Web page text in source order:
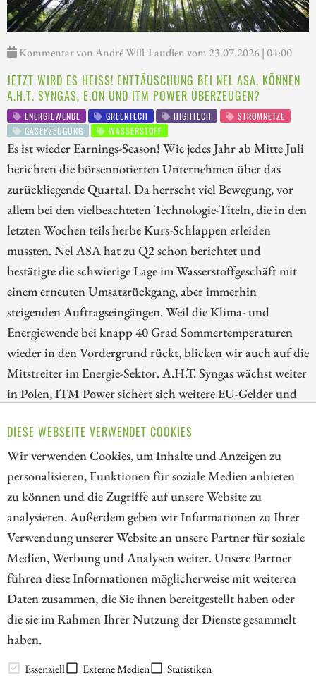
DIESE WEBSEITE VERWENDET COOKIES
Wir verwenden Cookies, um Inhalte und Anzeigen zu
personalisieren, Funktionen für soziale Medien anbieten
zu können und die Zugriffe auf unsere Website zu
analysieren. Außerdem geben wir Informationen zu Ihrer
Verwendung unserer Website an unsere Partner für soziale
Medien, Werbung und Analysen weiter. Unsere Partner
führen diese Informationen möglicherweise mit weiteren
Daten zusammen, die Sie ihnen bereitgestellt haben oder
die sie im Rahmen Ihrer Nutzung der Dienste gesammelt
haben.
Essenziell Externe Medien Statistiken
Kommentar von André Will-Laudien vom 23.07.2026 | 04:00
JETZT WIRD ES HEISS! ENTTÄUSCHUNG BEI NEL ASA, KÖNNEN A
.H.T. SYNGAS, E.ON UND ITM POWER ÜBERZEUGEN?
ENERGIEWENDE GREENTECH HIGHTECH
STROMNETZE
GASERZEUGUNG
WASSERSTOFF
Es ist wieder Earnings-Season! Wie jedes Jahr ab Mitte Juli
berichten die börsennotierten Unternehmen über das
zurückliegende Quartal. Da herrscht viel Bewegung, vor
allem bei den vielbeachteten Technologie-Titeln, die in den
letzten Wochen teils herbe Kurs-Schlappen erleiden
mussten. Nel ASA hat zu Q2 schon berichtet und
bestätigte die schwierige Lage im Wasserstoffgeschäft mit
einem erneuten Umsatzrückgang, aber immerhin
steigenden Auftragseingängen. Weil die Klima- und
Energiewende bei knapp 40 Grad Sommertemperaturen
wieder in den Vordergrund rückt, blicken wir auch auf die
Mitstreiter im Energie-Sektor. A.H.T. Syngas wächst weiter
in Polen, ITM Power sichert sich weitere EU-Gelder und
Karussell ist also wieder am Laufen, Investoren sollten
trotz Hitze weiter Gewehr bei Fuß stehen!
ZUM KOMMENTAR
// kapitalerhoehungen.de - © 2026 - Die Informationsplattform für
Investoren und Unternehmen rund um Kapitalerhöhung, Kapitalmarkt
und Unternehmensfinanzierung
LEXIKON